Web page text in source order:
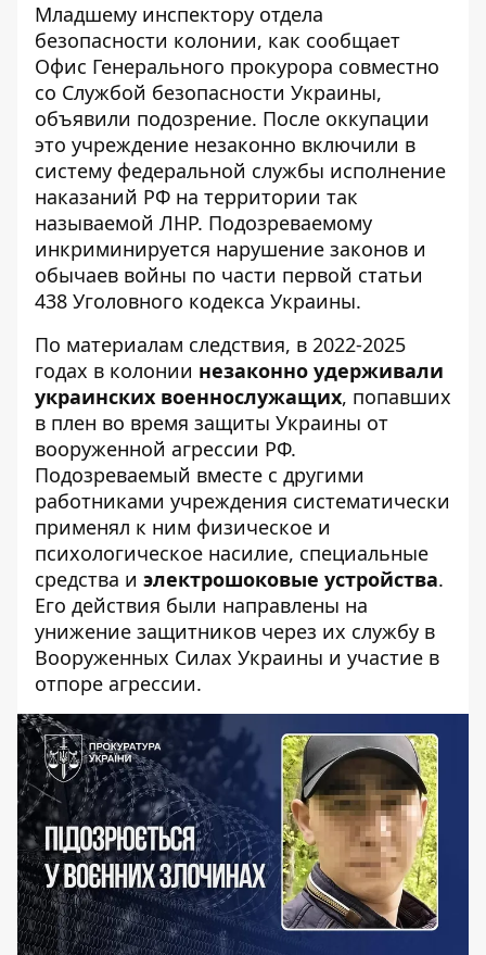
Младшему инспектору отдела
безопасности колонии, как сообщает
Офис Генерального прокурора совместно
со Службой безопасности Украины,
объявили подозрение. После оккупации
это учреждение незаконно включили в
систему федеральной службы исполнение
наказаний РФ на территории так
называемой ЛНР. Подозреваемому
инкриминируется нарушение законов и
обычаев войны по части первой статьи
438 Уголовного кодекса Украины.
По материалам следствия, в 2022-2025
годах в колонии незаконно удерживали
украинских военнослужащих, попавших
в плен во время защиты Украины от
вооруженной агрессии РФ.
Подозреваемый вместе с другими
работниками учреждения систематически
применял к ним физическое и
психологическое насилие, специальные
средства и электрошоковые устройства.
Его действия были направлены на
унижение защитников через их службу в
Вооруженных Силах Украины и участие в
отпоре агрессии.